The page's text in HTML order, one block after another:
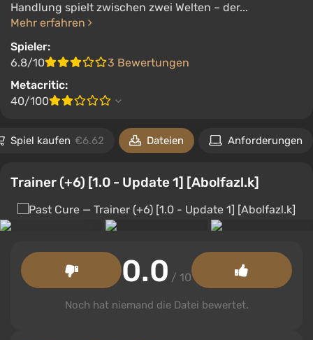
Handlung spielt zwischen zwei Welten – der...
Mehr erfahren
Spieler:
6.8/10
3 Bewertungen
Metacritic:
40/100
Spiel kaufen €6.62 Dateien Anforderungen
Trainer (+6) [1.0 - Update 1] [Abolfazl.k]
0.0 / 10
Noch hat niemand die Datei bewertet.